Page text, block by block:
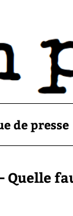
de presse
Quelle